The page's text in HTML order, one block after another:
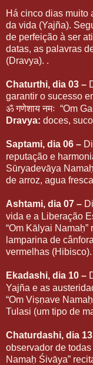
Há cinco dias muito
da vida (Yajña).
de perfeição à ser
datas, as palavras
(Dravya). .
Chaturthi, dia 03 –
garantir o sucesso
ॐगणेशायनमः “Om
Dravya: doces,
Saptami, dia 06 –
reputação e
Sūryadevāya
de arroz, agua
Ashtami, dia 07 –
vida e a Liberação
“Om Kālyai
lamparina de
vermelhas (Hibisco).
Ekadashi, dia 10 –
Yajña e as
“Om Viṣṇave
Tulasi (um tipo de
Chaturdashi, dia
observador de
Namaḥ Śivāya”